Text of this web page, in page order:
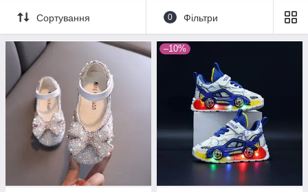
Сортування 0 Фільтри
–10%